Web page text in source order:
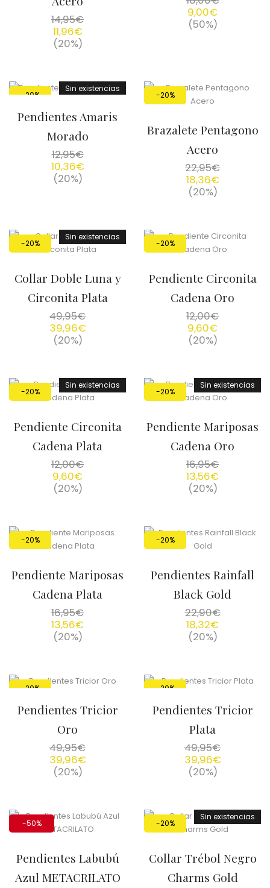
14,95€
11,96€
(20%)
9,00€
(50%)
Sin existencias
-20%
Pendientes Amaris
Morado
12,95€
10,36€
(20%)
-20%
Brazalete Pentagono
Acero
22,95€
18,36€
(20%)
Sin existencias
-20%
Collar Doble Luna y
Circonita Plata
49,95€
39,96€
(20%)
-20%
Pendiente Circonita
Cadena Oro
12,00€
9,60€
(20%)
Sin existencias
-20%
Pendiente Circonita
Cadena Plata
12,00€
9,60€
(20%)
Sin existencias
-20%
Pendiente Mariposas
Cadena Oro
16,95€
13,56€
(20%)
-20%
Pendiente Mariposas
Cadena Plata
16,95€
13,56€
(20%)
-20%
Pendientes Rainfall
Black Gold
22,90€
18,32€
(20%)
-20%
Pendientes Tricior
Oro
49,95€
39,96€
(20%)
-20%
Pendientes Tricior
Plata
49,95€
39,96€
(20%)
-50%
Pendientes Labubú
Azul METACRILATO
Sin existencias
-20%
Collar Trébol Negro
Charms Gold